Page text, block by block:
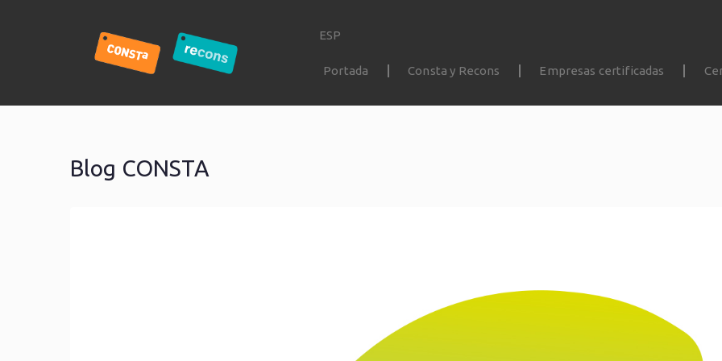
ESP
Portada Consta y Recons Empresas certificadas
Blog CONSTA